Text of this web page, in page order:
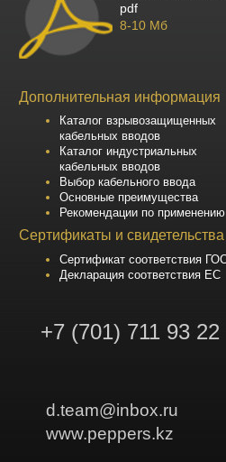
pdf
8-10 Мб
Дополнительная информация
Каталог взрывозащищенных
кабельных вводов
Каталог индустриальных
кабельных вводов
Выбор кабельного ввода
Основные преимущества
Рекомендации по применению
Сертификаты и свидетельства
Сертификат соответствия
Декларация соответствия ЕС
+7 (701) 711 93 22
d.team@inbox.ru
www.peppers.kz